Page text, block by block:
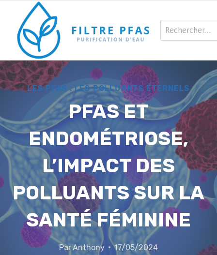
contenu
Rechercher :
LES PFAS : LES POLLUANTS ÉTERNELS
PFAS ET
ENDOMÉTRIOSE,
L’IMPACT DES
POLLUANTS SUR LA
SANTÉ FÉMININE
ParAnthony 17/05/2024